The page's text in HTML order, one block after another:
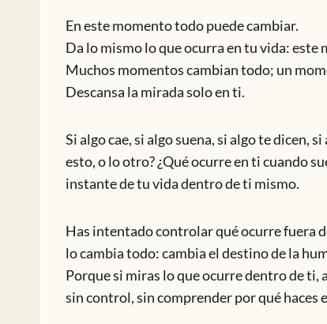
En este momento todo puede cambiar.
Da lo mismo lo que ocurra en tu vida:
Muchos momentos cambian todo; un
Descansa la mirada solo en ti.
Si algo cae, si algo suena, si algo te dicen,
esto, o lo otro? ¿Qué ocurre en ti cuando
instante de tu vida dentro de ti mismo.
Has intentado controlar qué ocurre fuera
lo cambia todo: cambia el destino de la
Porque si miras lo que ocurre dentro de ti,
sin control, sin comprender por qué haces